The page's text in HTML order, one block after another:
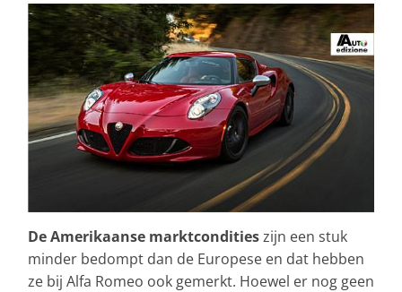
De Amerikaanse marktconditieszijn een stuk
minder bedompt dan de Europese en dat hebben
ze bij Alfa Romeo ook gemerkt. Hoewel er nog geen